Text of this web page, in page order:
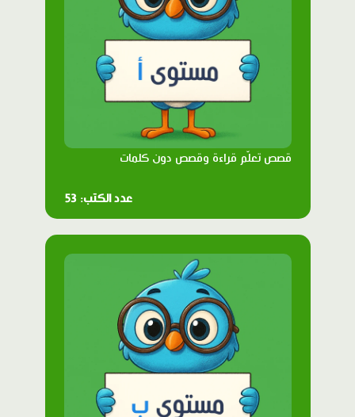
قصص تعلّم قراءة وقصص دون كلمات
عدد الكتب: 53